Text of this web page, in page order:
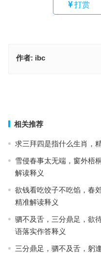
打赏
作者: ibc
相关推荐
求三拜四是指什么生肖，
雪侵春事太无端，窗外梧
解读释义
欲钱看吃饺子不吃馅，春
精准解读释义
驷不及舌，三分鼎足，欲
语落实作答释义
三分鼎足，驷不及舌，躬